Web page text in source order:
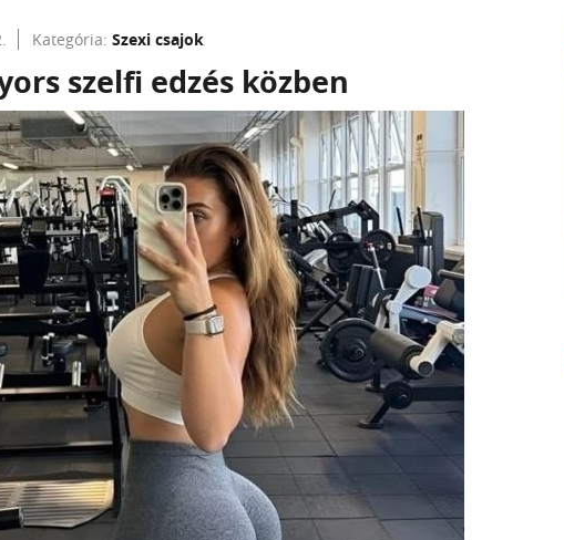
Kategória: Szexi csajok
szelfi edzés közben